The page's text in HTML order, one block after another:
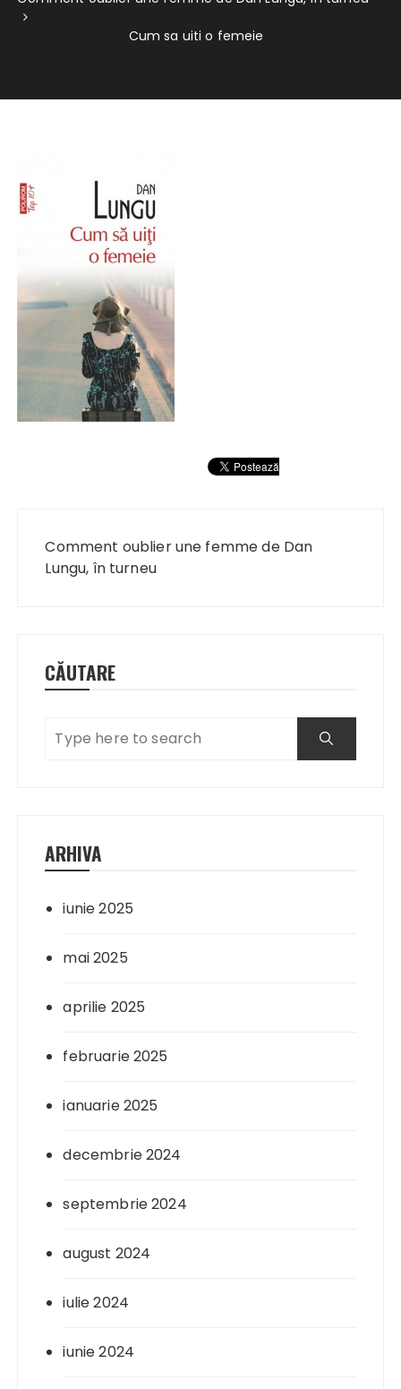
Cum sa uiti o femeie
articole
Comment oublier une femme de Dan
Lungu, în turneu
CĂUTARE
ARHIVA
iunie 2025
mai 2025
aprilie 2025
februarie 2025
ianuarie 2025
decembrie 2024
septembrie 2024
august 2024
iulie 2024
iunie 2024